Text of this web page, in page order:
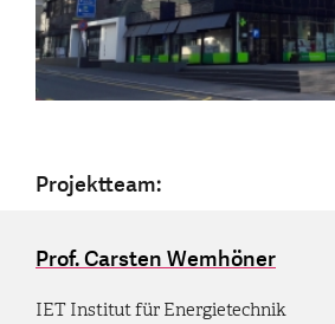
Projektteam:
Prof. Carsten Wemhöner
IET Institut für Energietechnik